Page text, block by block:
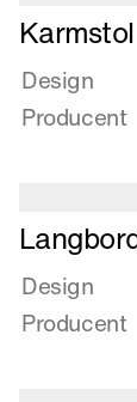
Læs
mere
om
Karmstol
Karmstol
Design
Producent
Læs
mere
om
Langbord
til
Design
Producent